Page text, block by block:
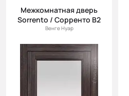
Межкомнатная дверь
Sorrento / Сорренто В2
Венге Нуар